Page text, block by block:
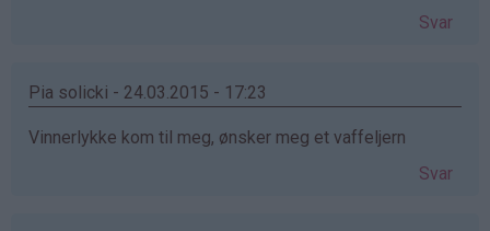
Svar
Pia solicki - 24.03.2015 - 17:23
Vinnerlykke kom til meg, ønsker meg et vaffeljern
Svar